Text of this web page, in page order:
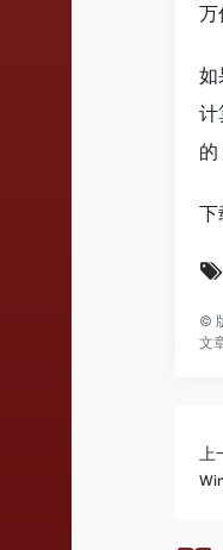
万
如
计
的
下
©
文